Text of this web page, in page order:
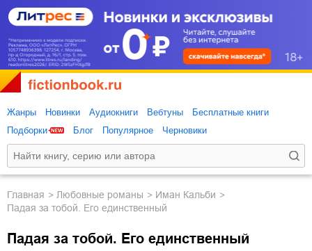
Жанры Новинки Аудиокниги Вебтуны
Бесплатные книги
Подборки
Блог Популярное Черновики
Главная любовные романы
Иман Кальби
Падая за тобой. Его единственный
Падая за тобой. Его единственный